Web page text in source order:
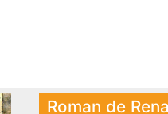
Roman de